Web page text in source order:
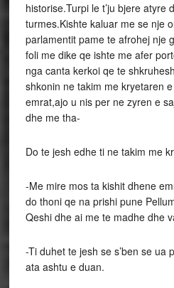
historise.Turpi le t’ju bjere atyre
turmes.Kishte kaluar me se nje
parlamentit pame te afrohej nje
foli me dike qe ishte me afer
nga canta kerkoi qe te
shkonin ne takim me kryetaren
emrat,ajo u nis per ne zyren e
dhe me tha-
Do te jesh edhe ti ne takim me
-Me mire mos ta kishit dhene
do thoni qe na prishi pune
Qeshi dhe ai me te madhe dhe
-Ti duhet te jesh se s’ben se ua
ata ashtu e duan.